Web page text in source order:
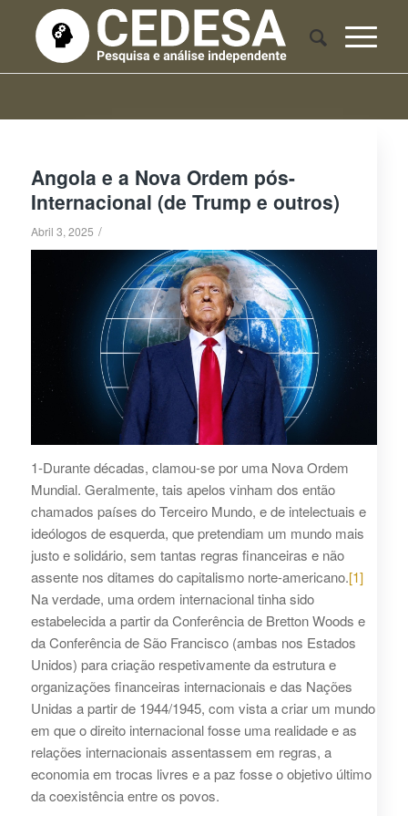
Angola e a Nova Ordem pós-
Internacional (de Trump e outros)
Abril 3, 2025 /
1-Durante décadas, clamou-se por uma Nova Ordem
Mundial. Geralmente, tais apelos vinham dos então
chamados países do Terceiro Mundo, e de intelectuais e
ideólogos de esquerda, que pretendiam um mundo mais
justo e solidário, sem tantas regras financeiras e não
assente nos ditames do capitalismo norte-americano.[1]
Na verdade, uma ordem internacional tinha sido
estabelecida a partir da Conferência de Bretton Woods e
da Conferência de São Francisco (ambas nos Estados
Unidos) para criação respetivamente da estrutura e
organizações financeiras internacionais e das Nações
Unidas a partir de 1944/1945, com vista a criar um mundo
em que o direito internacional fosse uma realidade e as
relações internacionais assentassem em regras, a
economia em trocas livres e a paz fosse o objetivo último
da coexistência entre os povos.